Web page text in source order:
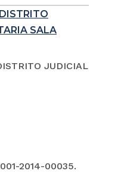
SALA
JUDICIAL
2014-00035.